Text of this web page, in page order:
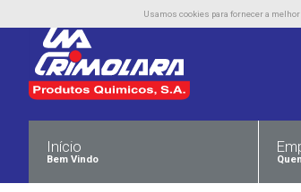
Usamos cookies para fornecer a
Início
Bem Vindo